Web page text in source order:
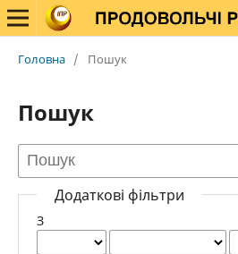
Головна / Пошук
Пошук
Додаткові фільтри
З